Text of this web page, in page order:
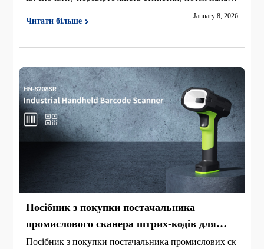
тування символіки та прошивки, а нарешті DPI / ти
хі зони, освітлення, блиску та конденсацію.
Читати більше
January 8, 2026
Посібник з покупки постачальника
промислового сканера штрих-кодів для
суворих середовищ
Посібник з покупки постачальника промислових ск